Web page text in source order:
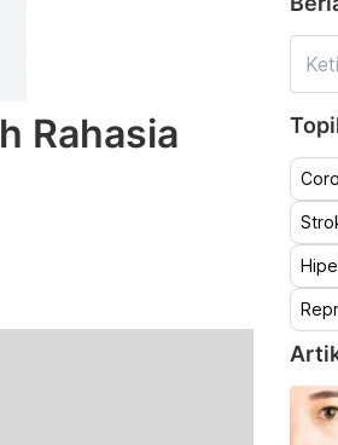
Rahasia